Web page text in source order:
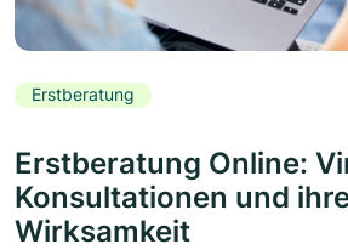
Erstberatung
Erstberatung Online:
Konsultationen und
Wirksamkeit